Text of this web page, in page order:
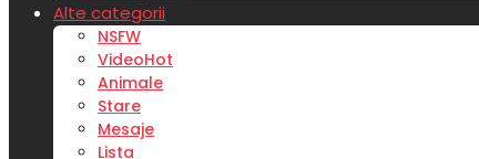
Alte categorii
NSFW
VideoHot
Animale
Stare
Mesaje
Lista